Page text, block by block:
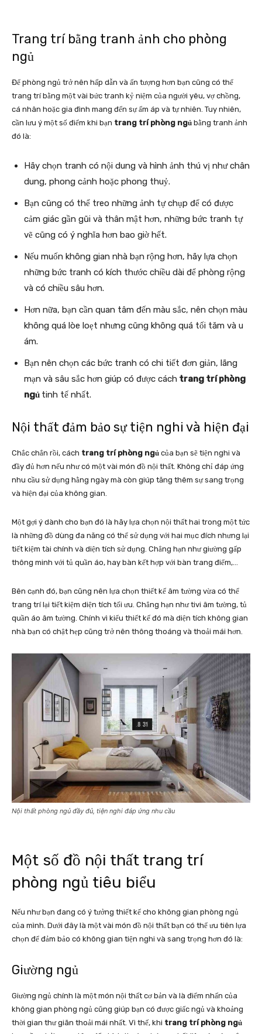
Trang trí bằng tranh ảnh cho phòng
ngủ
Để phòng ngủ trở nên hấp dẫn và ấn tượng hơn bạn cũng có thể
trang trí bằng một vài bức tranh kỷ niệm của người yêu, vợ chồng,
cá nhân hoặc gia đình mang đến sự ấm áp và tự nhiên. Tuy nhiên,
cần lưu ý một số điểm khi bạn trang trí phòng ngủ bằng tranh ảnh
đó là:
Hãy chọn tranh có nội dung và hình ảnh thú vị như chân
dung, phong cảnh hoặc phong thuỷ.
Bạn cũng có thể treo những ảnh tự chụp để có được
cảm giác gần gũi và thân mật hơn, những bức tranh tự
vẽ cũng có ý nghĩa hơn bao giờ hết.
Nếu muốn không gian nhà bạn rộng hơn, hãy lựa chọn
những bức tranh có kích thước chiều dài để phòng rộng
và có chiều sâu hơn.
Hơn nữa, bạn cần quan tâm đến màu sắc, nên chọn màu
không quá lòe loẹt nhưng cũng không quá tối tăm và u
ám.
Bạn nên chọn các bức tranh có chi tiết đơn giản, lãng
mạn và sâu sắc hơn giúp có được cách trang trí phòng
ngủ tinh tế nhất.
Nội thất đảm bảo sự tiện nghi và hiện đại
Chắc chắn rồi, cách trang trí phòng ngủ của bạn sẽ tiện nghi và
đầy đủ hơn nếu như có một vài món đồ nội thất. Không chỉ đáp ứng
nhu cầu sử dụng hằng ngày mà còn giúp tăng thêm sự sang trọng
và hiện đại của không gian.
Một gợi ý dành cho bạn đó là hãy lựa chọn nội thất hai trong một tức
là những đồ dùng đa năng có thể sử dụng với hai mục đích nhưng lại
tiết kiệm tài chính và diện tích sử dụng. Chẳng hạn như giường gấp
thông minh với tủ quần áo, hay bàn kết hợp với bàn trang điểm,…
Bên cạnh đó, bạn cũng nên lựa chọn thiết kế âm tường vừa có thể
trang trí lại tiết kiệm diện tích tối ưu. Chẳng hạn như tivi âm tường, tủ
quần áo âm tường. Chính vì kiểu thiết kế đó mà diện tích không gian
nhà bạn có chật hẹp cũng trở nên thông thoáng và thoải mái hơn.
Nội thất phòng ngủ đầy đủ, tiện nghi đáp ứng nhu cầu
Một số đồ nội thất trang trí
phòng ngủ tiêu biểu
Nếu như bạn đang có ý tưởng thiết kế cho không gian phòng ngủ
của mình. Dưới đây là một vài món đồ nội thất bạn có thể ưu tiên lựa
chọn để đảm bảo có không gian tiện nghi và sang trọng hơn đó là:
Giường ngủ
Giường ngủ chính là một món nội thất cơ bản và là điểm nhấn của
không gian phòng ngủ cũng giúp bạn có được giấc ngủ và khoảng
thời gian thư giãn thoải mái nhất. Vì thế, khi trang trí phòng ngủ